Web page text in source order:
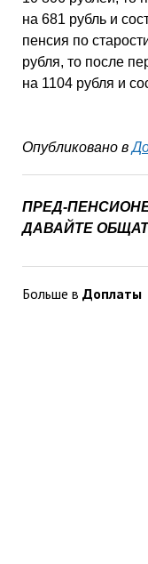
на 681 рубль и
пенсия по
рубля, то после
на 1104 рубля и
Опубликовано в
ПРЕД-
ДАВАЙТЕ
Больше в Доплаты